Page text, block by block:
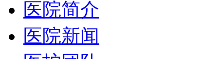
医院简介
医院新闻